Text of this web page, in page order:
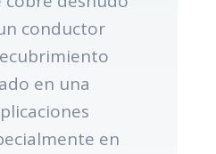
conductor
en una
en